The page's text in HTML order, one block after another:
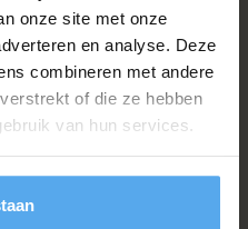
onze site met onze
en analyse. Deze
combineren met andere
of die ze hebben
van hun services.